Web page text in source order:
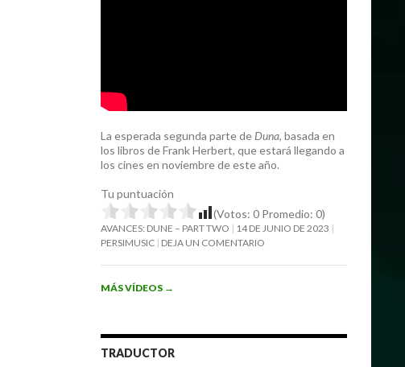
La esperada segunda parte de Duna, basada en
los libros de Frank Herbert, que estará llegando a
los cines en noviembre de este año.
Tu puntuación
(Votos: 0 Promedio: 0)
AVANCES: DUNE – PART TWO
14 DE JUNIO DE 2023
PERSIMUSIC DEJA UN COMENTARIO
MÁS VÍDEOS →
TRADUCTOR